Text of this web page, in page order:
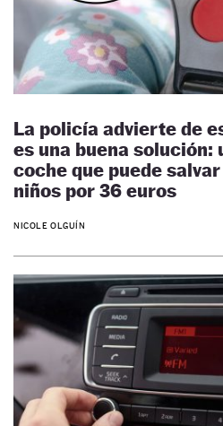
La policía advierte de
es una buena solución:
coche que puede
niños por 36 euros
NICOLE OLGUÍN